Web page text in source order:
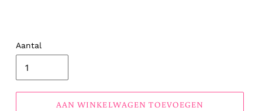
Aantal
AAN WINKELWAGEN TOEVOEGEN